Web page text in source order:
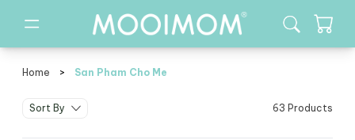
Home > San Pham Cho Me
san pham cho me
Sort By 63 Products